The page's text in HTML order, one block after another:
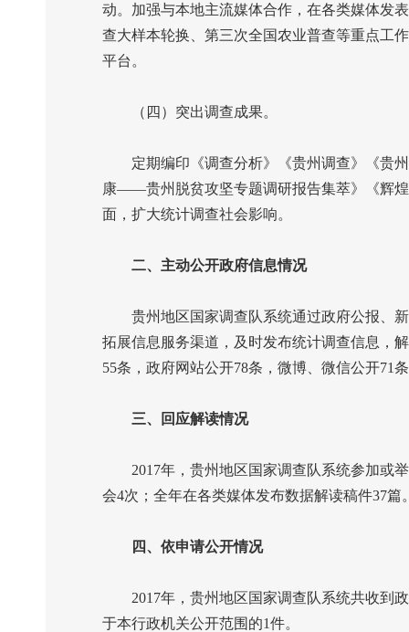
动。加强与本地主流媒体合作，在各类媒体发
查大样本轮换、第三次全国农业普查等重点工
平台。
（四）突出调查成果。
定期编印《调查分析》《贵州调查》《贵州
康——贵州脱贫攻坚专题调研报告集萃》《辉
面，扩大统计调查社会影响。
二、主动公开政府信息情况
贵州地区国家调查队系统通过政府公报、新
拓展信息服务渠道，及时发布统计调查信息，
55条，政府网站公开78条，微博、微信公开71
三、回应解读情况
2017年，贵州地区国家调查队系统参加或
会4次；全年在各类媒体发布数据解读稿件37篇
四、依申请公开情况
2017年，贵州地区国家调查队系统共收到
于本行政机关公开范围的1件。